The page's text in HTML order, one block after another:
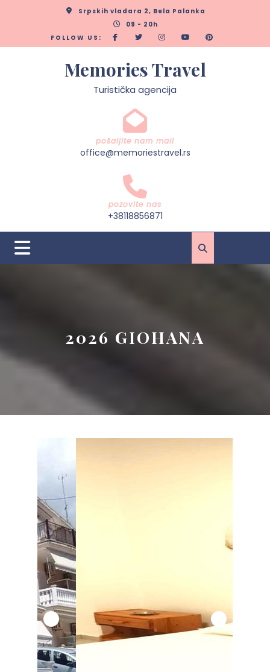
Srpskih vladara 2, Bela Palanka
09 - 20h
FOLLOW US:
Memories Travel
Turistička agencija
pošaljite nam mail
office@memoriestravel.rs
pozovite nas
+38118856871
Open
2026 GIOHANA